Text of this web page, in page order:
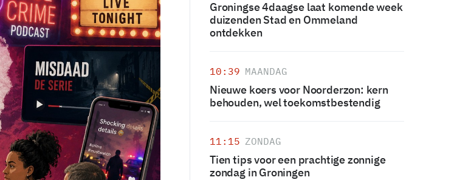
Groningse 4daagse laat komende week
duizenden Stad en Ommeland
ontdekken
10:39 MAANDAG
Nieuwe koers voor Noorderzon: kern
behouden, wel toekomstbestendig
11:15 ZONDAG
Tien tips voor een prachtige zonnige
zondag in Groningen